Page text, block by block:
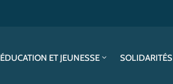
ÉDUCATION ET JEUNESSE SOLIDARITÉS